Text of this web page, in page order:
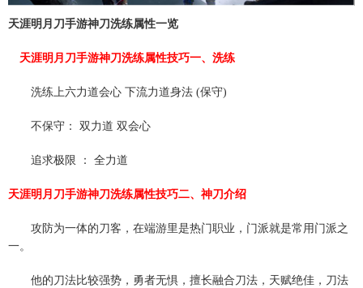
天涯明月刀手游神刀洗练属性一览
天涯明月刀手游神刀洗练属性技巧一、洗练
洗练上六力道会心 下流力道身法 (保守)
不保守： 双力道 双会心
追求极限 ： 全力道
天涯明月刀手游神刀洗练属性技巧二、神刀介绍
攻防为一体的刀客，在端游里是热门职业，门派就是常用门派之
一。
他的刀法比较强势，勇者无惧，擅长融合刀法，天赋绝佳，刀法